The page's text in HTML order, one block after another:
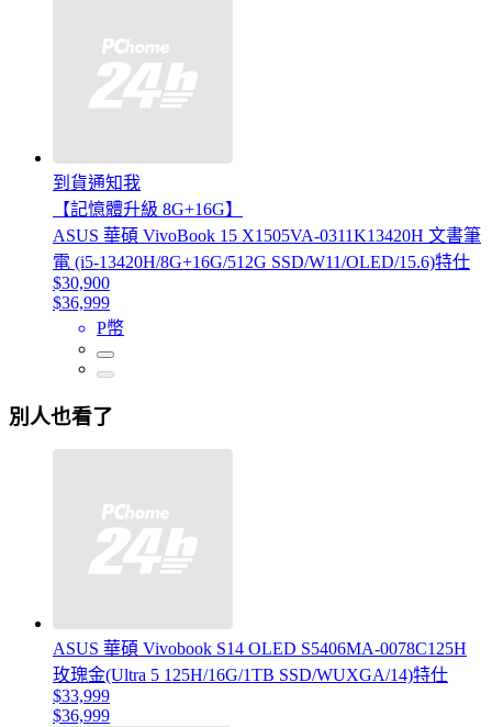
到貨通知我
【記憶體升級 8G+16G】
ASUS 華碩 VivoBook 15 X1505VA-0311K13420H 文書筆
電 (i5-13420H/8G+16G/512G SSD/W11/OLED/15.6)特仕
$30,900
$36,999
P幣
別人也看了
ASUS 華碩 Vivobook S14 OLED S5406MA-0078C125H
玫瑰金(Ultra 5 125H/16G/1TB SSD/WUXGA/14)特仕
$33,999
$36,999